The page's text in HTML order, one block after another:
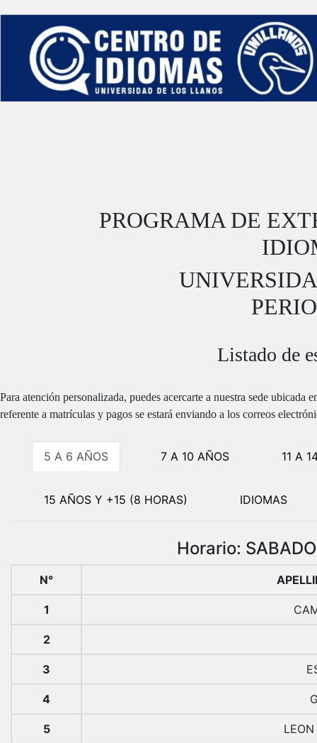
PROGRAMA DE
Listado de
Para atención personalizada, puedes acercarte a nuestra sede
referente a matrículas y pagos se estará enviando a los correos
5 A 6 AÑOS 7 A 10 AÑOS 11 A
15 AÑOS Y +15 (8 HORAS) IDIOMAS
Horario:
N°
1
2
3
4
5